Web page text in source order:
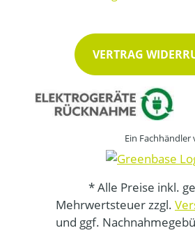
VERTRAG
Ein Fachhändler
* Alle Preise inkl.
Mehrwertsteuer zzgl.
und ggf.